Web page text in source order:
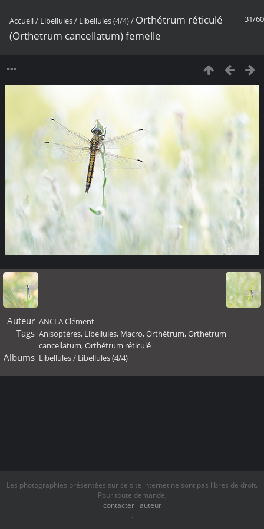
31/60
Accueil/ Libellules/ Libellules (4/4)/ Orthétrum réticulé
(Orthetrum cancellatum) femelle
Auteur ANCLA Clément
Tags Anisoptères, Libellules, Macro,Orthétrum,Orthetrum
cancellatum,Orthétrum réticulé
Albums Libellules/ Libellules (4/4)
Les photographies présentées sur ce site internet ne sont pas libres de droit.
Pour toute demande,
contacter l auteur
.